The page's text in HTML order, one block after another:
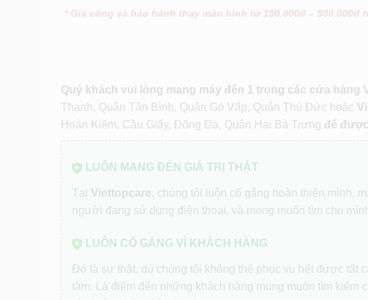
* Giá công và bảo hành thay màn hình từ 150.000đ – 500.000đ
Quý khách vui lòng mang máy đến 1 trong các cửa hàng
Thạnh, Quận Tân Bình, Quận Gò Vấp, Quận Thủ Đức hoặc
Hoàn Kiếm, Cầu Giấy, Đống Đa, Quận Hai Bà Trưng để
LUÔN MANG ĐẾN GIÁ TRỊ THẬT
Tại Viettopcare, chúng tôi luôn cố gắng hoàn thiện mình,
người đang sử dụng điện thoại, và mong muốn tìm cho
LUÔN CỐ GẮNG VÌ KHÁCH HÀNG
Đó là sự thật, dù chúng tôi không thể phục vụ hết được tất
tâm. Là điểm đến những khách hàng mong muốn tìm kiếm